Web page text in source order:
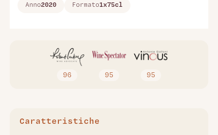
Anno2020 Formato1x75cl
96 95 95
Caratteristiche